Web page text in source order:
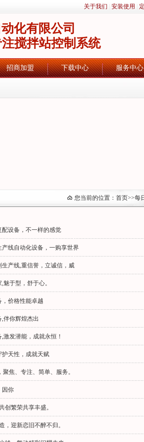
关于我们 安装使用
化有限公司
搅拌站控制系统
招商加盟 下载中心 服务中心
您当前的位置： 首页>>每
设备，不一样的感觉
线自动化设备，一购享世界
产线,重信誉，立诚信，威
于型，舒于心。
价格性能卓越
伴你辉煌杰出
激发潜能，成就永恒！
护天性，成就天赋
焦、专注、简单、服务。
因你
创繁荣共享丰盛。
，迎新恋旧不醉不归。